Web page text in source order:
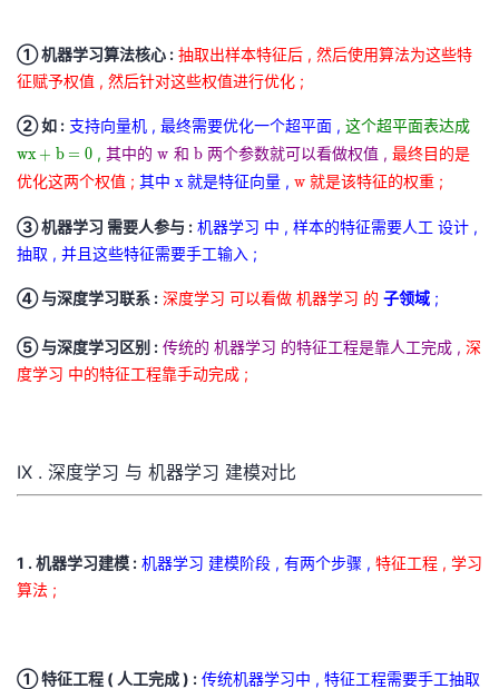
① 机器学习算法核心 : 抽取出样本特征后 , 然后使用算法为这些特
征赋予权值 , 然后针对这些权值进行优化 ;
② 如 : 支持向量机 , 最终需要优化一个超平面 , 这个超平面表达成
=
+
wx + b = 0 ,其中的w
w
w 和 b
b
b两个参数就可以看做权值 , 最终目的是
优化这两个权值 ; 其中 x
x 就是特征向量 , w
w 就是该特征的权重 ;
③ 机器学习 需要人参与 : 机器学习 中 , 样本的特征需要人工 设计 ,
抽取 , 并且这些特征需要手工输入 ;
④ 与深度学习联系 : 深度学习 可以看做 机器学习 的 子领域 ;
⑤ 与深度学习区别 : 传统的 机器学习 的特征工程是靠人工完成 , 深
度学习 中的特征工程靠手动完成 ;
IX . 深度学习 与 机器学习 建模对比
1 . 机器学习建模 : 机器学习 建模阶段 , 有两个步骤 , 特征工程 , 学习
算法 ;
① 特征工程 ( 人工完成 ) : 传统机器学习中 , 特征工程需要手工抽取